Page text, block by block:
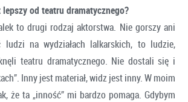
od teatru dramatycznego?
to drugi rodzaj aktorstwa. Nie gorszy ani
ludzi na wydziałach lalkarskich, to ludzie,
teatru dramatycznego. Nie dostali się i
Inny jest materiał, widz jest inny. W moim
że ta „inność” mi bardzo pomaga. Gdybym